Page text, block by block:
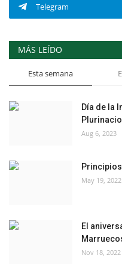
Telegram
MÁS LEÍDO
Esta semana
Día de la
Aug 6, 2023
May 19, 2022
El
Nov 18, 2022